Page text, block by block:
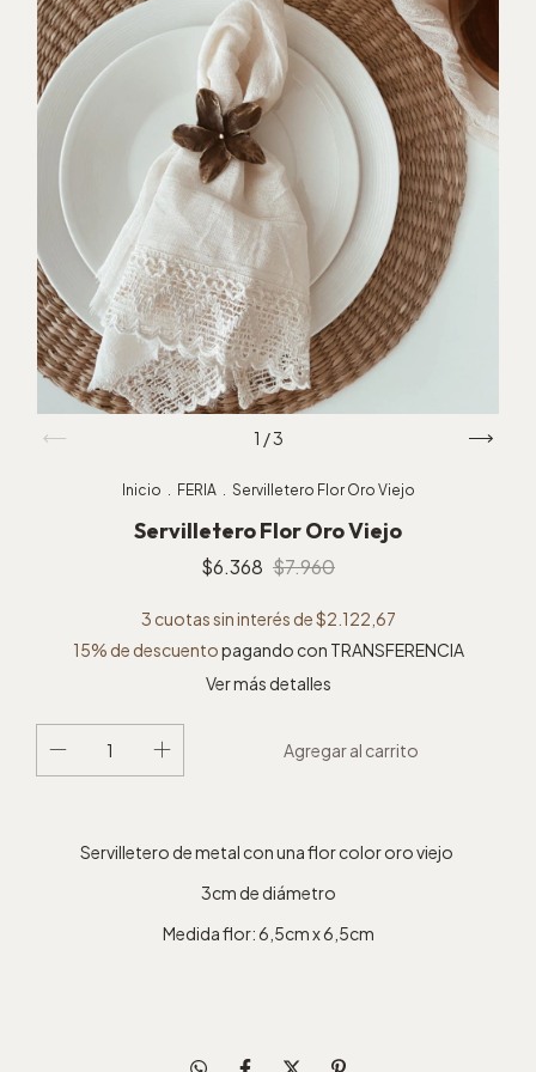
1 /3
Inicio . FERIA . Servilletero Flor Oro Viejo
Servilletero Flor Oro Viejo
$6.368 $7.960
3 cuotas sin interés de$2.122,67
15% de descuentopagando con TRANSFERENCIA
Ver más detalles
Servilletero de metal con una flor color oro viejo
3cm de diámetro
Medida flor: 6,5cm x 6,5cm